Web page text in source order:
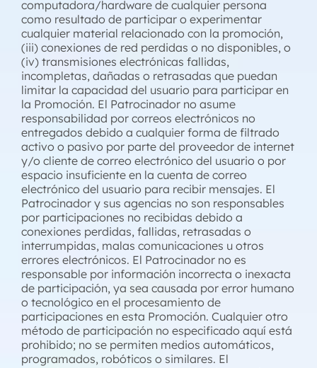
computadora/hardware de cualquier persona
como resultado de participar o experimentar
cualquier material relacionado con la promoción,
(iii) conexiones de red perdidas o no disponibles, o
(iv) transmisiones electrónicas fallidas,
incompletas, dañadas o retrasadas que puedan
limitar la capacidad del usuario para participar en
la Promoción. El Patrocinador no asume
responsabilidad por correos electrónicos no
entregados debido a cualquier forma de filtrado
activo o pasivo por parte del proveedor de internet
y/o cliente de correo electrónico del usuario o por
espacio insuficiente en la cuenta de correo
electrónico del usuario para recibir mensajes. El
Patrocinador y sus agencias no son responsables
por participaciones no recibidas debido a
conexiones perdidas, fallidas, retrasadas o
interrumpidas, malas comunicaciones u otros
errores electrónicos. El Patrocinador no es
responsable por información incorrecta o inexacta
de participación, ya sea causada por error humano
o tecnológico en el procesamiento de
participaciones en esta Promoción. Cualquier otro
método de participación no especificado aquí está
prohibido; no se permiten medios automáticos,
programados, robóticos o similares. El